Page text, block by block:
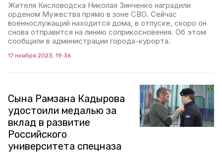
Жителя Кисловодска Николая Зинченко наградили
орденом Мужества прямо в зоне СВО. Сейчас
военнослужащий находится дома, в отпуске, скоро он
снова отправится на линию соприкосновения. Об этом
сообщили в администрации города-курорта.
17 ноября 2023, 19:36
Сына Рамзана Кадырова
удостоили медалью за
вклад в развитие
Российского
университета спецназа